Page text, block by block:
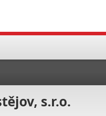
s.r.o.